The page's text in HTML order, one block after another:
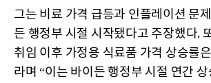
그는 비료 가격 급등과 인플레이션 문
든 행정부 시절 시작됐다고 주장했다.
취임 이후 가정용 식료품 가격 상승률
라며 “이는 바이든 행정부 시절 연간